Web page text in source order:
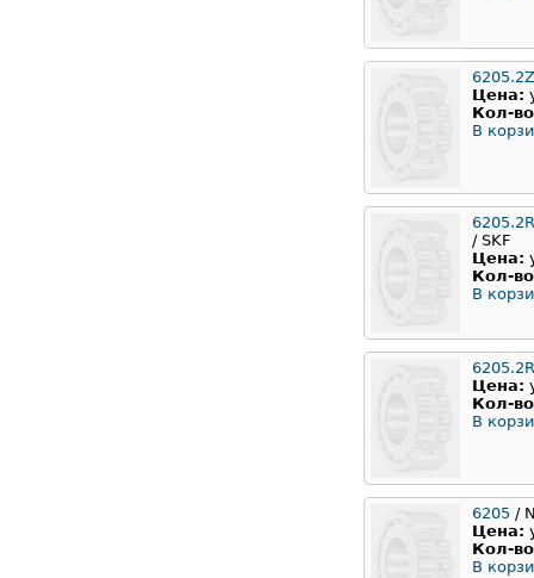
6205.2Z
Цена:
Кол-
В
/ SKF
Цена:
Кол-
В
Цена:
Кол-
В
6205 /
Цена:
Кол-
В